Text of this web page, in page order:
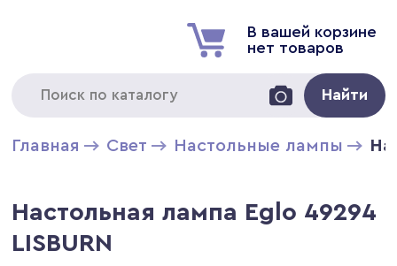
В вашей корзине
нет товаров
Найти
Главная Свет Настольные лампы
Настольная лампа Eglo 49294
LISBURN